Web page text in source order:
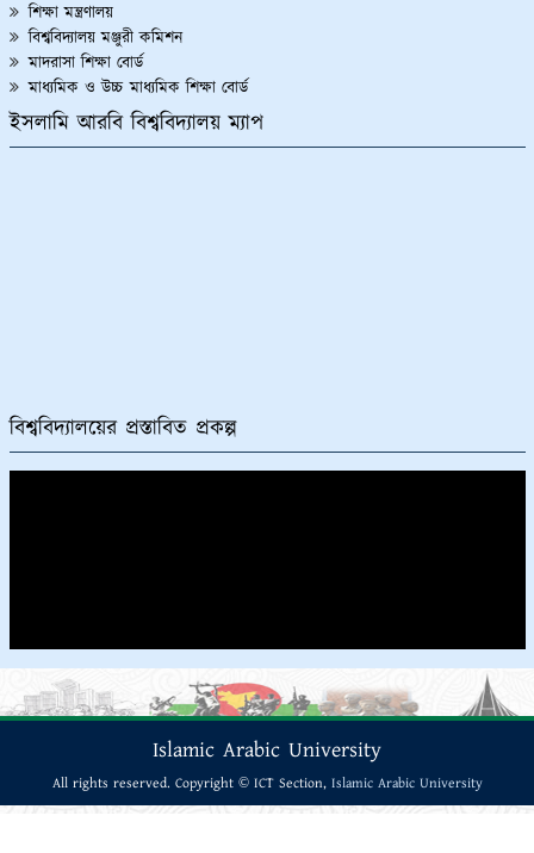
শিক্ষা মন্ত্রণালয়
বিশ্ববিদ্যালয় মঞ্জুরী কমিশন
মাদরাসা শিক্ষা বোর্ড
মাধ্যমিক ও উচ্চ মাধ্যমিক শিক্ষা বোর্ড
ইসলামি আরবি বিশ্ববিদ্যালয় ম্যাপ
বিশ্ববিদ্যালয়ের প্রস্তাবিত প্রকল্প
Islamic Arabic University
All rights reserved. Copyright © ICT Section, Islamic Arabic University